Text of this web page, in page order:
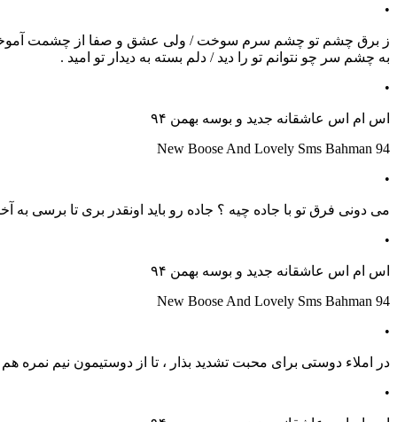
•
ز برق چشم تو چشم سرم سوخت / ولی عشق و صفا از چشمت
به چشم سر چو نتوانم تو را دید / دلم بسته به دیدار تو امید .
•
اس ام اس عاشقانه جدید و بوسه بهمن ۹۴
New Boose And Lovely Sms Bahman 94
•
می دونی فرق تو با جاده چیه ؟ جاده رو باید اونقدر بری تا برسی
•
اس ام اس عاشقانه جدید و بوسه بهمن ۹۴
New Boose And Lovely Sms Bahman 94
•
در املاء دوستی برای محبت تشدید بذار ، تا از دوستیمون نیم نمره
•